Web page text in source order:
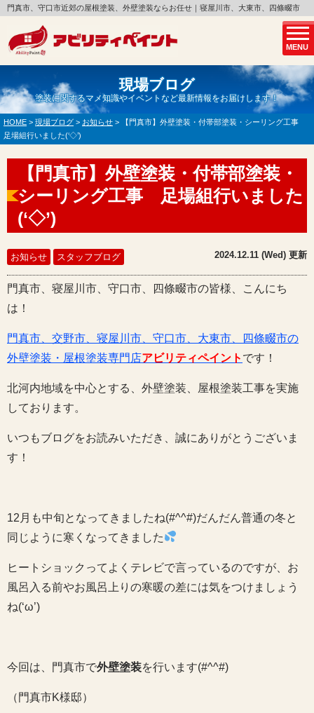
MENU
門真市、守口市近郊の屋根塗装、外壁塗装ならお任せ｜寝屋川市、大東市、四條畷市
現場ブログ
塗装に関するマメ知識やイベントなど最新情報をお届けします！
HOME > 現場ブログ > お知らせ >
【門真市】外壁塗装・付帯部塗装・シーリング工事
足場組行いました(‘◇’)ゞ
【門真市】外壁塗装・付帯部塗装・
シーリング工事 足場組行いました
(‘◇’)ゞ
お知らせ スタッフブログ 2024.12.11 (Wed) 更新
門真市、寝屋川市、守口市、四條畷市の皆様、こんにち
は！
門真市、交野市、寝屋川市、守口市、大東市、四條畷市の
外壁塗装・屋根塗装専門店アビリティペイント です！
北河内地域を中心とする、外壁塗装、屋根塗装工事を実施
しております。
いつもブログをお読みいただき、誠にありがとうございま
す！
12月も中旬となってきましたね(#^^#)だんだん普通の冬と
同じように寒くなってきました
ヒートショックってよくテレビで言っているのですが、お
風呂入る前やお風呂上りの寒暖の差には気をつけましょう
ね(‘ω’)
今回は、門真市で外壁塗装を行います(#^^#)
（門真市K様邸）